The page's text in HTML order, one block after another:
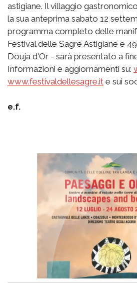
astigiane. Il villaggio
la sua anteprima sabato 12
programma completo delle
Festival delle Sagre Astigiane e
Douja d'Or - sarà presentato a
Informazioni e aggiornamenti su:
www.festivaldellesagre.it e sui
e.f.